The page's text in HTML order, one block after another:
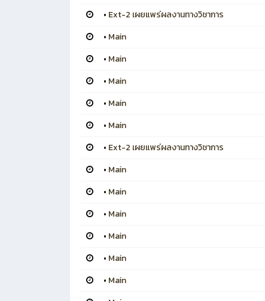
• Ext-2 เผยแพร่ผลงานทางวิชาการ
• Main
• Main
• Main
• Main
• Main
• Ext-2 เผยแพร่ผลงานทางวิชาการ
• Main
• Main
• Main
• Main
• Main
• Main